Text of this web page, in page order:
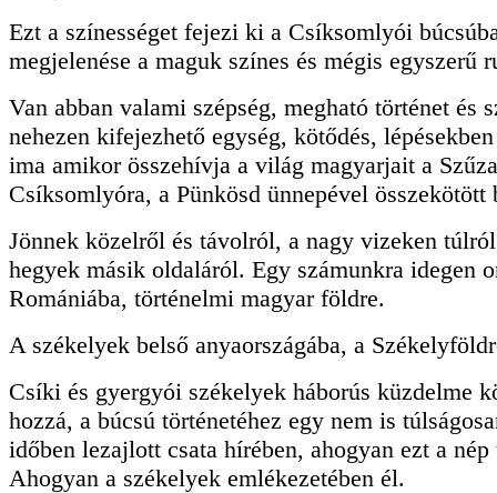
Ezt a színességet fejezi ki a Csíksomlyói
megjelenése a maguk színes és mégis egyszerű
Van abban valami szépség, megható történet és
nehezen kifejezhető egység, kötődés,
ima amikor összehívja a világ magyarjait a
Csíksomlyóra, a Pünkösd ünnepével összekötött
Jönnek közelről és távolról, a nagy vizeken
hegyek másik oldaláról. Egy számunkra idegen
Romániába, történelmi magyar földre.
A székelyek belső anyaországába, a
Csíki és gyergyói székelyek háborús küzdelme
hozzá, a búcsú történetéhez egy nem is
időben lezajlott csata hírében, ahogyan ezt a nép
Ahogyan a székelyek emlékezetében él.